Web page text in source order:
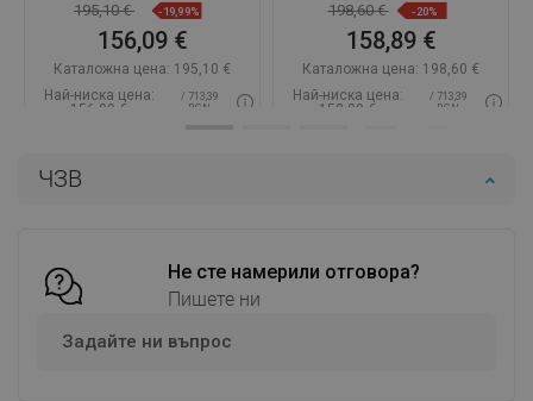
ЧЗВ
Не сте намерили отговора?
Пишете ни
Задайте ни въпрос
195,10 € -19,99%
156,09 €
Каталожна цена: 195,10 €
Най-ниска цена:
156,09 €
/ 713,39
BGN
Добави в количката
198,60 € -20%
158,89 €
Каталожна цена: 198,60 €
Най-ниска цена:
158,89 €
/ 713,39
BGN
Добави в количката